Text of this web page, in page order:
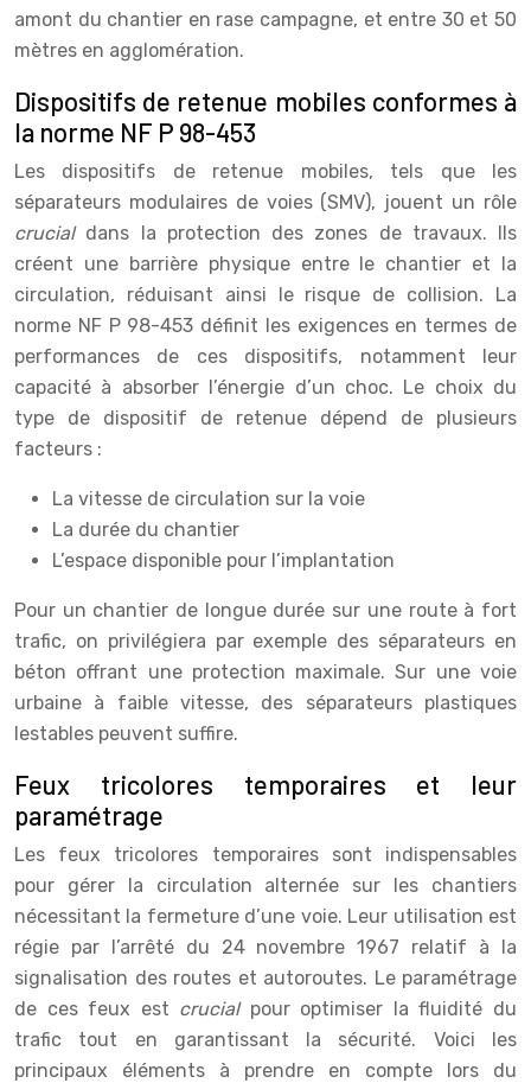
amont du chantier en rase campagne, et entre 30 et 50
mètres en agglomération.
Dispositifs de retenue mobiles conformes à
la norme NF P 98-453
Les dispositifs de retenue mobiles, tels que les
séparateurs modulaires de voies (SMV), jouent un rôle
crucial dans la protection des zones de travaux. Ils
créent une barrière physique entre le chantier et la
circulation, réduisant ainsi le risque de collision. La
norme NF P 98-453 définit les exigences en termes de
performances de ces dispositifs, notamment leur
capacité à absorber l’énergie d’un choc. Le choix du
type de dispositif de retenue dépend de plusieurs
facteurs :
La vitesse de circulation sur la voie
La durée du chantier
L’espace disponible pour l’implantation
Pour un chantier de longue durée sur une route à fort
trafic, on privilégiera par exemple des séparateurs en
béton offrant une protection maximale. Sur une voie
urbaine à faible vitesse, des séparateurs plastiques
lestables peuvent suffire.
Feux tricolores temporaires et leur
paramétrage
Les feux tricolores temporaires sont indispensables
pour gérer la circulation alternée sur les chantiers
nécessitant la fermeture d’une voie. Leur utilisation est
régie par l’arrêté du 24 novembre 1967 relatif à la
signalisation des routes et autoroutes. Le paramétrage
de ces feux est crucial pour optimiser la fluidité du
trafic tout en garantissant la sécurité. Voici les
principaux éléments à prendre en compte lors du